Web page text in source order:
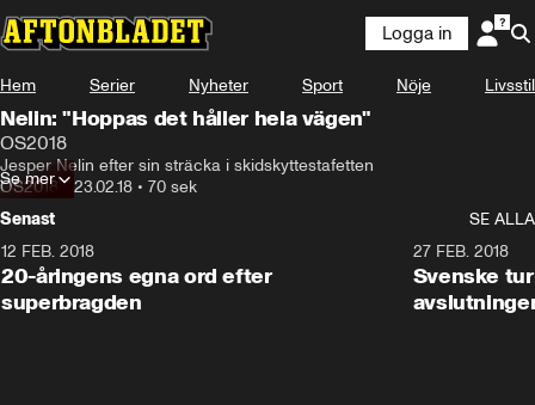
Logga in
Hem Serier Nyheter Sport Nöje Livsstil
Nelin: "Hoppas det håller hela vägen"
OS2018
Jesper Nelin efter sin sträcka i skidskyttestafetten
OS2018• 23.02.18 • 70 sek
Se mer
Senast
SE ALLA
12 FEB. 2018
20-åringens egna ord efter
superbragden
27 FEB. 2018
Svenske